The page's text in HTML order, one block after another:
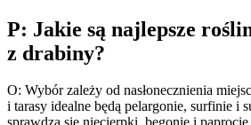
P: Jakie są najlepsze
z drabiny?
O: Wybór zależy od nasłonecznienia
i tarasy idealne będą pelargonie, surfinie i